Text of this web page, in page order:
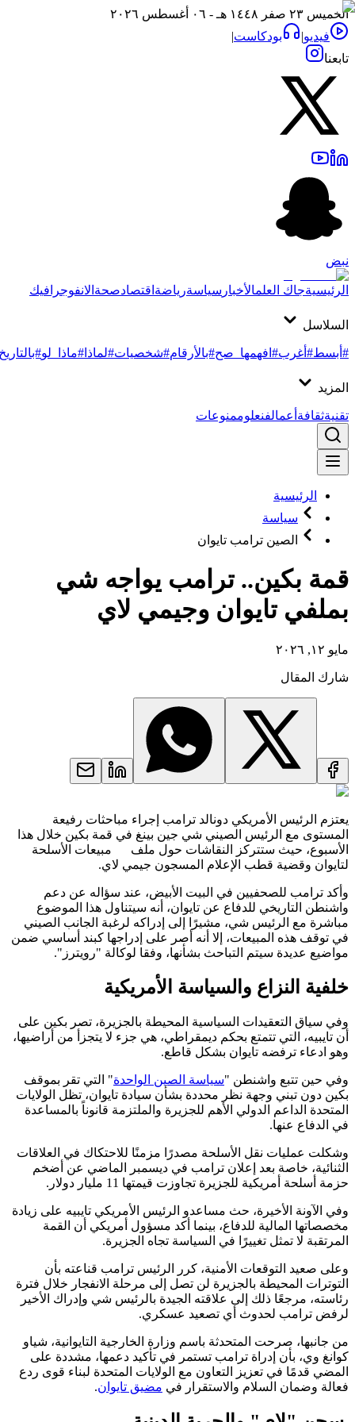
الخميس ٢٣ صفر ١٤٤٨ هـ - ٠٦ أغسطس ٢٠٢٦
فيديو| بودكاست|
تابعنا
نبض
الرئيسيةجاك العلمالأخبار سياسةرياضةاقتصادصحةالانفوجرافيك
السلاسل
#أبسط#أغرب#افهمها_صح#بالأرقام#شخصيات#لماذا #ماذا_لو#بالتاريخ
المزيد
تقنيةثقافةأعمالفنعلوممنوعات
الرئيسية
سياسة
الصين ترامب تايوان
قمة بكين.. ترامب يواجه شي
بملفي تايوان وجيمي لاي
مايو ١٢, ٢٠٢٦
شارك المقال
يعتزم الرئيس الأمريكي دونالد ترامب إجراء مباحثات رفيعة
المستوى مع الرئيس الصيني شي جين بينغ في قمة بكين خلال هذا
الأسبوع، حيث ستتركز النقاشات حول ملف مبيعات الأسلحة
لتايوان وقضية قطب الإعلام المسجون جيمي لاي.
وأكد ترامب للصحفيين في البيت الأبيض، عند سؤاله عن دعم
واشنطن التاريخي للدفاع عن تايوان، أنه سيتناول هذا الموضوع
مباشرة مع الرئيس شي، مشيرًا إلى إدراكه لرغبة الجانب الصيني
في توقف هذه المبيعات، إلا أنه أصر على إدراجها كبند أساسي ضمن
مواضيع عديدة سيتم التباحث بشأنها، وفقا لوكالة "رويترز".
خلفية النزاع والسياسة الأمريكية
وفي سياق التعقيدات السياسية المحيطة بالجزيرة، تصر بكين على
أن تايبيه، التي تتمتع بحكم ديمقراطي، هي جزء لا يتجزأ من أراضيها،
وهو ادعاء ترفضه تايوان بشكل قاطع.
وفي حين تتبع واشنطن "سياسة الصين الواحدة" التي تقر بموقف
بكين دون تبني وجهة نظر محددة بشأن سيادة تايوان، تظل الولايات
المتحدة الداعم الدولي الأهم للجزيرة والملتزمة قانوناً بالمساعدة
في الدفاع عنها.
وشكلت عمليات نقل الأسلحة مصدرًا مزمنًا للاحتكاك في العلاقات
الثنائية، خاصة بعد إعلان ترامب في ديسمبر الماضي عن أضخم
حزمة أسلحة أمريكية للجزيرة تجاوزت قيمتها 11 مليار دولار.
وفي الآونة الأخيرة، حث مساعدو الرئيس الأمريكي تايبيه على زيادة
مخصصاتها المالية للدفاع، بينما أكد مسؤول أمريكي أن القمة
المرتقبة لا تمثل تغييرًا في السياسة تجاه الجزيرة.
وعلى صعيد التوقعات الأمنية، كرر الرئيس ترامب قناعته بأن
التوترات المحيطة بالجزيرة لن تصل إلى مرحلة الانفجار خلال فترة
رئاسته، مرجعًا ذلك إلى علاقته الجيدة بالرئيس شي وإدراك الأخير
لرفض ترامب لحدوث أي تصعيد عسكري.
من جانبها، صرحت المتحدثة باسم وزارة الخارجية التايوانية، شياو
كوانغ وي، بأن إدراة ترامب تستمر في تأكيد دعمها، مشددة على
المضي قدمًا في تعزيز التعاون مع الولايات المتحدة لبناء قوى ردع
فعالة وضمان السلام والاستقرار في مضيق تايوان.